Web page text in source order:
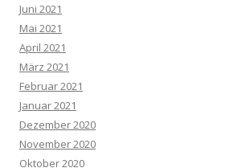
Juni 2021
Mai 2021
April 2021
März 2021
Februar 2021
Januar 2021
Dezember 2020
November 2020
Oktober 2020